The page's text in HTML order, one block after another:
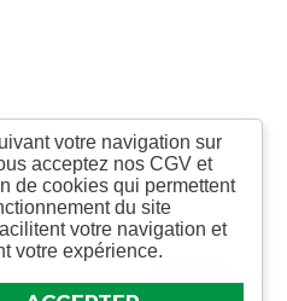
votre navigation sur
acceptez nos CGV et
de cookies qui permettent
du site
votre navigation et
votre expérience.